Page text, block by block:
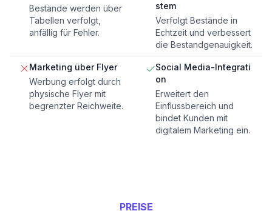
Bestände werden über
Tabellen verfolgt,
anfällig für Fehler.
stem
Verfolgt Bestände in
Echtzeit und verbessert
die Bestandgenauigkeit.
Marketing über Flyer
Werbung erfolgt durch
physische Flyer mit
begrenzter Reichweite.
Social Media-Integrati
on
Erweitert den
Einflussbereich und
bindet Kunden mit
digitalem Marketing ein.
PREISE